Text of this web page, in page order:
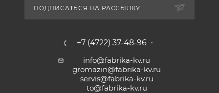
ПОДПИСАТЬСЯ НА РАССЫЛКУ
+7 (4722) 37-48-96
info@fabrika-kv.ru
gromazin@fabrika-kv.ru
servis@fabrika-kv.ru
to@fabrika-kv.ru